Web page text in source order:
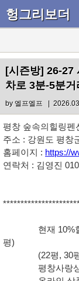
헝그리보더
[시즌방] 26-27
차로 3분-5분
by엘프엘프 |
평창 숲속의힐링펜
주소 : 강원도 평창
홈페이지 : https://
연락처 : 김영진
현재 10%할인
평)
(22평, 30평
평창사랑상품